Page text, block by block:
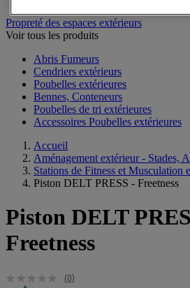
Propreté des espaces extérieurs
Voir tous les produits
Abris Fumeurs
Cendriers extérieurs
Poubelles extérieures
Bennes, Conteneurs
Poubelles de tri extérieures
Accessoires Poubelles extérieures
Accueil
Aménagement extérieur - Stades,
Stations de Fitness et Musculation
Piston DELT PRESS - Freetness
Piston DELT
Freetness
(0)